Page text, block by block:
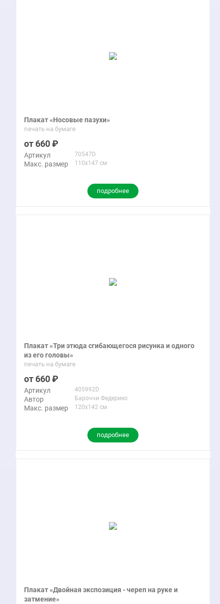
Плакат «Носовые пазухи»
печать на бумаге
660
Артикул 70547D
Макс. размер 110x147 см
подробнее
Плакат «Три этюда сгибающегося рисунка и одного
из его головы»
печать на бумаге
660
Артикул 405992D
Автор Бароччи Федерико
Макс. размер 120x142 см
подробнее
Плакат «Двойная экспозиция - череп на руке и
затмение»